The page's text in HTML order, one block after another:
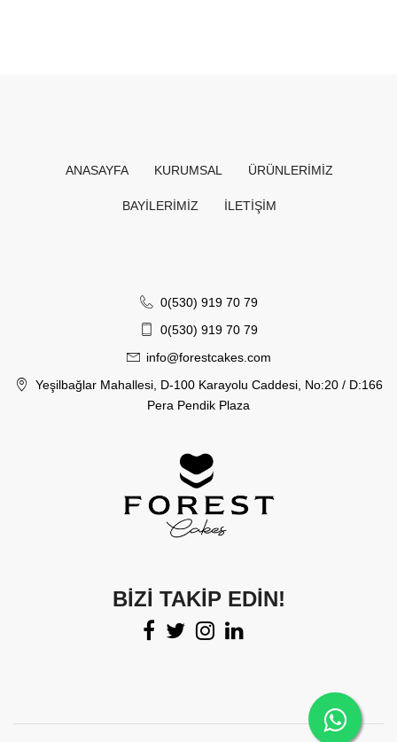
ANASAYFA KURUMSAL ÜRÜNLERIMIZ
BAYILERIMIZ İLETİŞİM
0(530) 919 70 79
0(530) 919 70 79
info@forestcakes.com
Yeşilbağlar Mahallesi, D-100 Karayolu Caddesi, No:20 / D:166
Pera Pendik Plaza
BIZI TAKIP EDIN!